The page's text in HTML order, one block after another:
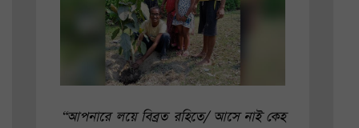
“আপনারে লয়ে বিব্রত রহিতে/ আসে নাই কেহ